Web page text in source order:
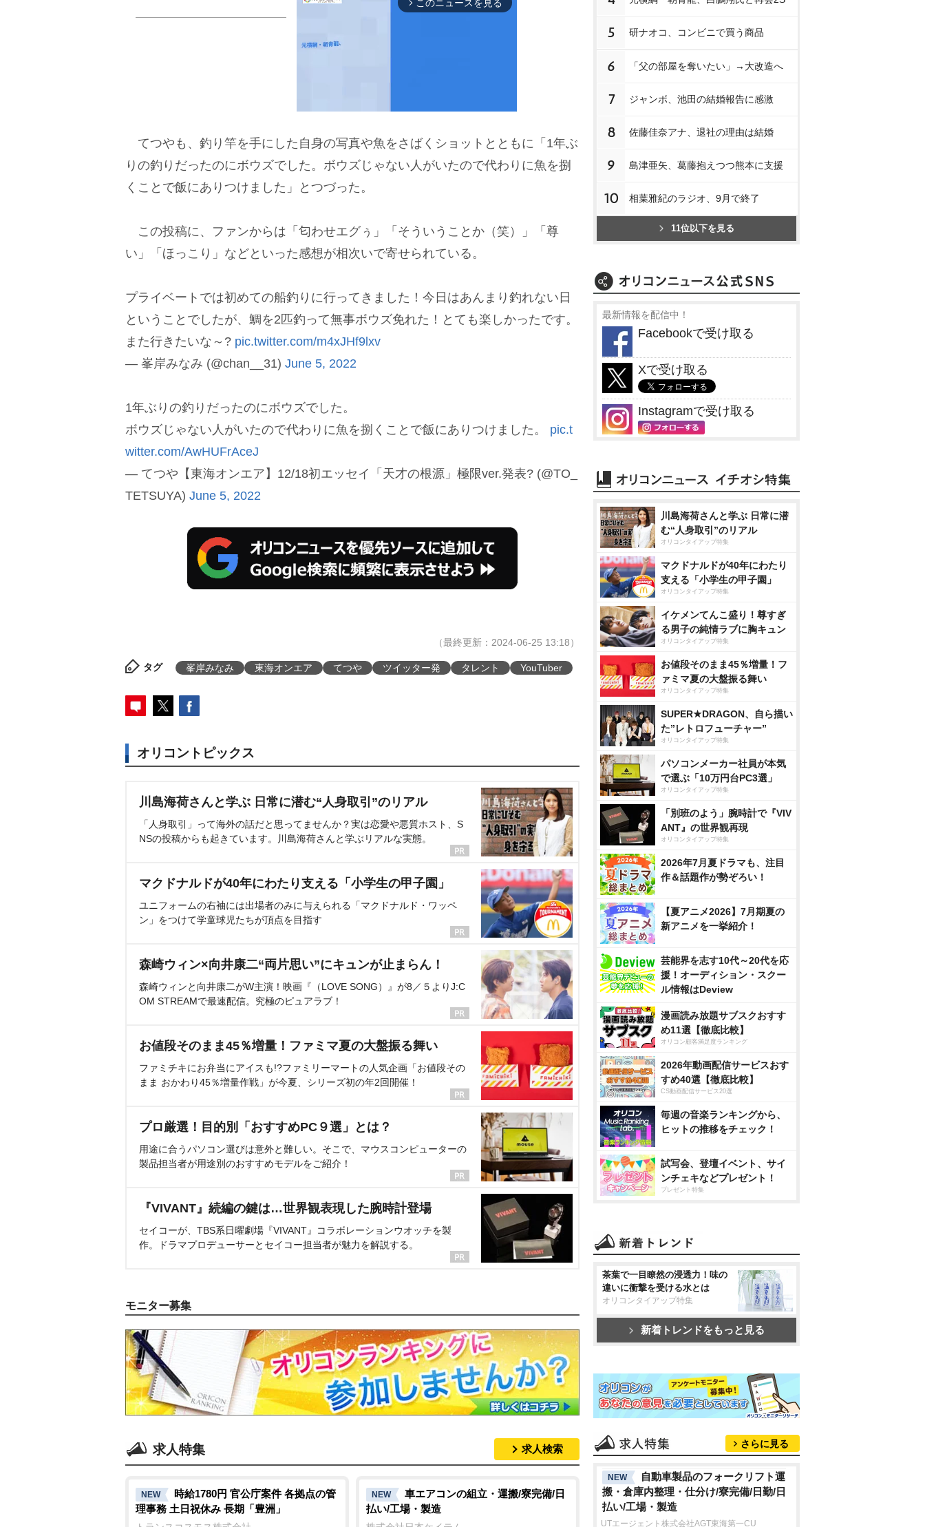
arrow_forward_ios このニュースを見る
M
てつやも、釣り竿を手にした自身の写真や魚をさばくショットとともに「1年ぶ
りの釣りだったのにボウズでした。ボウズじゃない人がいたので代わりに魚を捌
くことで飯にありつけました」とつづった。
この投稿に、ファンからは「匂わせエグぅ」「そういうことか（笑）」「尊
い」「ほっこり」などといった感想が相次いで寄せられている。
プライベートでは初めての船釣りに行ってきました！今日はあんまり釣れない日
ということでしたが、鯛を2匹釣って無事ボウズ免れた！とても楽しかったです。
また行きたいな～? pic.twitter.com/m4xJHf9lxv
— 峯岸みなみ (@chan__31) June 5, 2022
1年ぶりの釣りだったのにボウズでした。
ボウズじゃない人がいたので代わりに魚を捌くことで飯にありつけました。 pic.t
witter.com/AwHUFrAceJ
— てつや【東海オンエア】12/18初エッセイ「天才の根源」極限ver.発表? (@TO_
TETSUYA) June 5, 2022
（最終更新：2024-06-25 13:18）
タグ 峯岸みなみ 東海オンエア てつ ツイッター発 タレント YouTuber
オリコントピックス
川島海荷さんと学ぶ 日常に潜む“人身取引”のリアル
「人身取引」って海外の話だと思ってませんか？実は恋愛や悪質ホスト、S
NSの投稿からも起きています。川島海荷さんと学ぶリアルな実態。
マクドナルドが40年にわたり支える「小学生の甲子園」
ユニフォームの右袖には出場者のみに与えられる「マクドナルド・ワッペ
ン」をつけて学童球児たちが頂点を目指す
森崎ウィン×向井康二“両片思い”にキュンが止まらん！
森崎ウィンと向井康二がW主演！映画『（LOVE SONG）』が8／５よりJ:C
OM STREAMで最速配信。究極のピュアラブ！
お値段そのまま45％増量！ファミマ夏の大盤振る舞い
ファミチキにお弁当にアイスも!?ファミリーマートの人気企画「お値段その
まま おかわり45％増量作戦」が今夏、シリーズ初の年2回開催！
プロ厳選！目的別「おすすめPC９選」とは？
用途に合うパソコン選びは意外と難しい。そこで、マウスコンピューターの
製品担当者が用途別のおすすめモデルをご紹介！
『VIVANT』続編の鍵は…世界観表現した腕時計登場
セイコーが、TBS系日曜劇場『VIVANT』コラボレーションウオッチを製
作。ドラマプロデューサーとセイコー担当者が魅力を解説する。
モニター募集
求人特集 求人検索
NEW
時給1780円 官公庁案件 各拠点の管
理事務 土日祝休み 長期「豊洲」
NEW
車エアコンの組立・運搬/寮完備/日
払い/工場・製造
5 研ナオコ、コンビニで買う商品
6 「父の部屋を奪いたい」→大改造へ
7 ジャンボ、池田の結婚報告に感激
8 佐藤佳奈アナ、退社の理由は結婚
9 島津亜矢、葛藤抱えつつ熊本に支援
10 相葉雅紀のラジオ、9月で終了
11位以下を見る
最新情報を配信中！
Facebookで受け取る
Xで受け取る
Instagramで受け取る
川島海荷さんと学ぶ 日常に潜
む“人身取引”のリアル
オリコンタイアップ特集
マクドナルドが40年にわたり
支える「小学生の甲子園」
オリコンタイアップ特集
イケメンてんこ盛り！尊すぎ
る男子の純情ラブに胸キュン
オリコンタイアップ特集
お値段そのまま45％増量！フ
ァミマ夏の大盤振る舞い
オリコンタイアップ特集
SUPER★DRAGON、自ら描い
た”レトロフューチャー”
オリコンタイアップ特集
パソコンメーカー社員が本気
で選ぶ「10万円台PC3選」
オリコンタイアップ特集
「別班のよう」腕時計で『VIV
ANT』の世界観再現
オリコンタイアップ特集
2026年7月夏ドラマも、注目
作＆話題作が勢ぞろい！
【夏アニメ2026】7月期夏の
新アニメを一挙紹介！
芸能界を志す10代～20代を応
援！オーディション・スクー
ル情報はDeview
漫画読み放題サブスクおすす
め11選【徹底比較】
オリコン顧客満足度ランキング
2026年動画配信サービスおす
すめ40選【徹底比較】
CS動画配信サービス20選
毎週の音楽ランキングから、
ヒットの推移をチェック！
試写会、登壇イベント、サイ
ンチェキなどプレゼント！
プレゼント特集
茶葉で一目瞭然の浸透力！味の
違いに衝撃を受ける水とは
オリコンタイアップ特集
新着トレンドをもっと見る
さらに見る
NEW
自動車製品のフォークリフト運
搬・倉庫内整理・仕分け/寮完備/日勤/日
払い/工場・製造
UTエージェント株式会社AGT東海第一CU